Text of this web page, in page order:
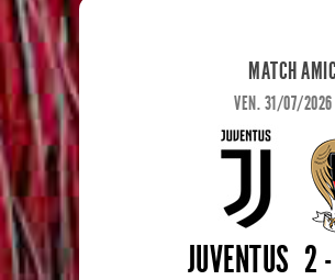
MATCH
VEN. 31/07/2026
JUVENTUS 2